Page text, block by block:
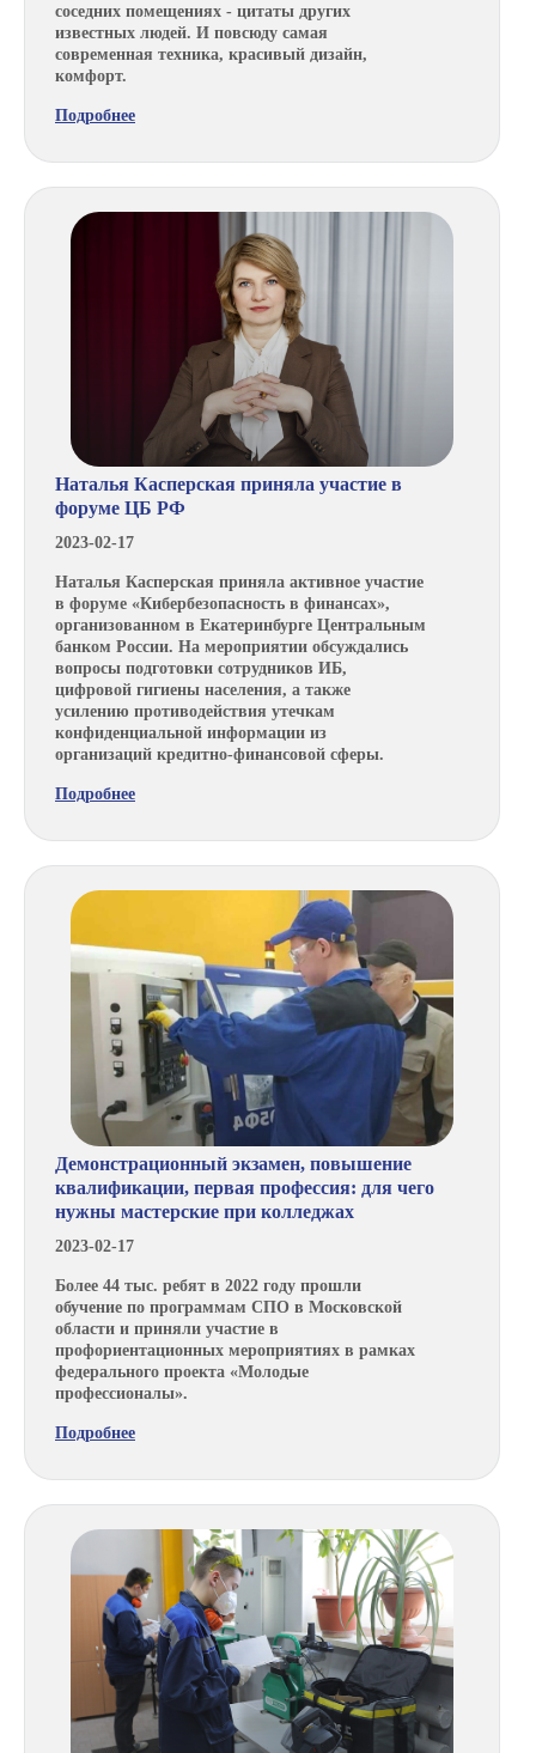
соседних помещениях - цитаты других
известных людей. И повсюду самая
современная техника, красивый дизайн,
комфорт.
Подробнее
Наталья Касперская приняла участие в
форуме ЦБ РФ
2023-02-17
Наталья Касперская приняла активное участие
в форуме «Кибербезопасность в финансах»,
организованном в Екатеринбурге Центральным
банком России. На мероприятии обсуждались
вопросы подготовки сотрудников ИБ,
цифровой гигиены населения, а также
усилению противодействия утечкам
конфиденциальной информации из
организаций кредитно-финансовой сферы.
Подробнее
Демонстрационный экзамен, повышение
квалификации, первая профессия: для чего
нужны мастерские при колледжах
2023-02-17
Более 44 тыс. ребят в 2022 году прошли
обучение по программам СПО в Московской
области и приняли участие в
профориентационных мероприятиях в рамках
федерального проекта «Молодые
профессионалы».
Подробнее